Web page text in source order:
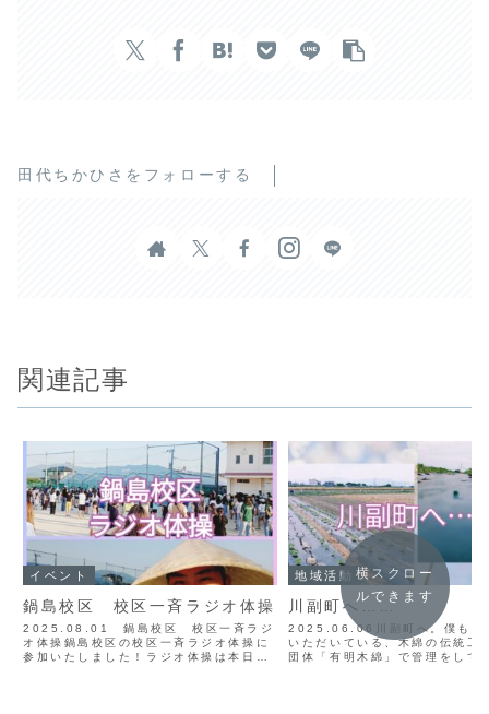
田代ちかひさをフォローする
関連記事
イベント
鍋島校区 校区一斉ラジオ体操
2025.08.01 鍋島校区 校区一斉ラジ
オ体操鍋島校区の校区一斉ラジオ体操に
参加いたしました！ラジオ体操は本日が
地域活動
川副町へ……
2025.06.06川副町へ。僕も参
いただいている、木綿の伝統工
団体「有明木綿」で管理をして
横スクロー
ルできます